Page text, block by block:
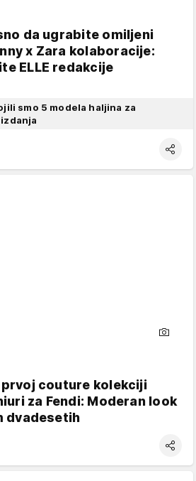
da ugrabite omiljeni
x Zara kolaboracije:
ELLE redakcije
smo 5 modela haljina za
prvoj couture kolekciji
za Fendi: Moderan look
dvadesetih